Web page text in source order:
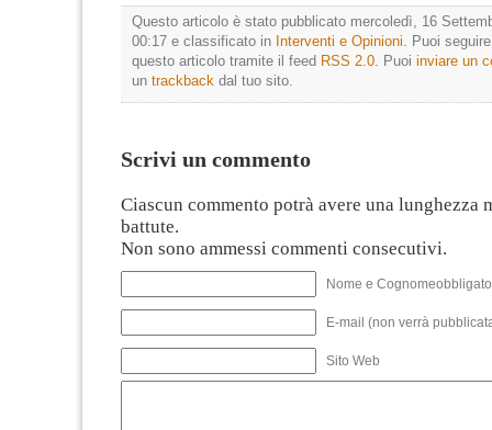
Questo articolo è stato pubblicato mercoledì, 16
00:17 e classificato in Interventi e Opinioni. Puoi
questo articolo tramite il feed RSS 2.0. Puoi inviare un
un trackback dal tuo sito.
Scrivi un commento
Ciascun commento potrà avere una lunghezza
battute.
Non sono ammessi commenti consecutivi.
Nome e
E-mail (non verrà
Sito Web